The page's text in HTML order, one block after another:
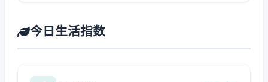
今日生活指数